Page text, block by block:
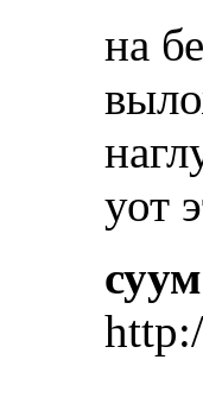
на
уот